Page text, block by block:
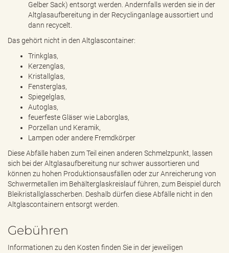
Gelber Sack) entsorgt werden. Andernfalls werden sie in der
Altglasaufbereitung in der Recyclinganlage aussortiert und
dann recycelt.
Das gehört nicht in den Altglascontainer:
Trinkglas,
Kerzenglas,
Kristallglas,
Fensterglas,
Spiegelglas,
Autoglas,
feuerfeste Gläser wie Laborglas,
Porzellan und Keramik,
Lampen oder andere Fremdkörper
Diese Abfälle haben zum Teil einen anderen Schmelzpunkt, lassen
sich bei der Altglasaufbereitung nur schwer aussortieren und
können zu hohen Produktionsausfällen oder zur Anreicherung von
Schwermetallen im Behälterglaskreislauf führen, zum Beispiel durch
Bleikristallglasscherben. Deshalb dürfen diese Abfälle nicht in den
Altglascontainern entsorgt werden.
Gebühren
Informationen zu den Kosten finden Sie in der jeweiligen